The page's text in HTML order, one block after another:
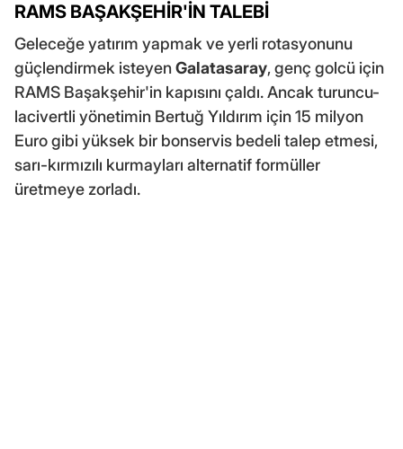
RAMS BAŞAKŞEHİR'İN TALEBİ
Geleceğe yatırım yapmak ve yerli rotasyonunu
güçlendirmek isteyenGalatasaray, genç golcü için
RAMS Başakşehir'in kapısını çaldı. Ancak turuncu-
lacivertli yönetimin Bertuğ Yıldırım için 15 milyon
Euro gibi yüksek bir bonservis bedeli talep etmesi,
sarı-kırmızılı kurmayları alternatif formüller
üretmeye zorladı.